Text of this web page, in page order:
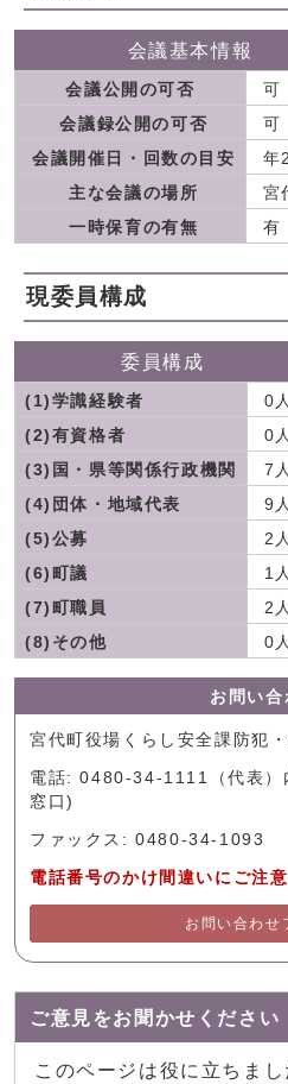
会議基本情報
会議公開の可否
可
会議録公開の可否
可
会議開催日・回数の目安
年
主な会議の場所
宮
一時保育の有無
有
現委員構成
委員構成
(1)学識経験者
0
(2)有資格者
0人
(3)国・県等関係行政機関
7人
(4)団体・地域代表
9人
(5)公募
2人
(6)町議
1人
(7)町職員
2人
(8)その他
0人
お問い合
宮代町役場くらし安全課防犯
電話: 0480-34-1111（代表）
窓口)
ファックス: 0480-34-1093
電話番号のかけ間違いにご注意
お問い合わせ
ご意見をお聞かせください
このページは役に立ちまし